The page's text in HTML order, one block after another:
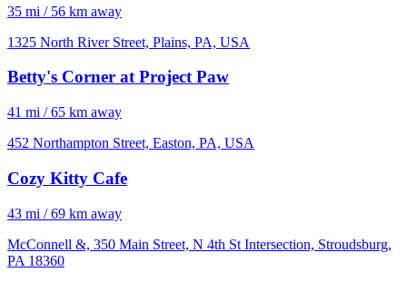
35 mi / 56 km away
1325 North River Street, Plains, PA, USA
Betty's Corner at Project Paw
41 mi / 65 km away
452 Northampton Street, Easton, PA, USA
Cozy Kitty Cafe
43 mi / 69 km away
McConnell &, 350 Main Street, N 4th St Intersection, Stroudsburg,
PA 18360